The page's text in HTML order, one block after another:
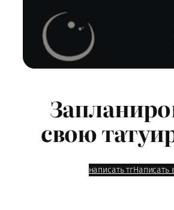
свою
написать тгНаписать